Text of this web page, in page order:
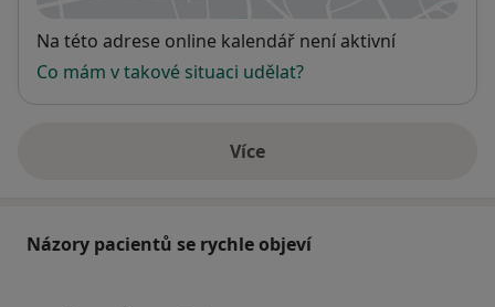
Dostupnost
Na této adrese online kalendář není aktivní
Co mám v takové situaci udělat?
Víceo adrese
Názory pacientů se rychle objeví